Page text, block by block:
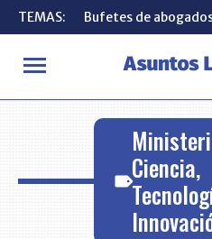
TEMAS: Bufetes de
INICIO Ministerio de Ciencia,
TEMAS: Bufetes de
Ciencia,